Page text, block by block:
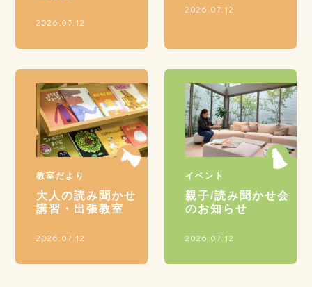
2026.07.12
2026.07.12
教室だより
大人の読み聞かせ
講習・出張教室
2026.07.12
イベント
親子/読み聞かせ会
のお知らせ
2026.07.12